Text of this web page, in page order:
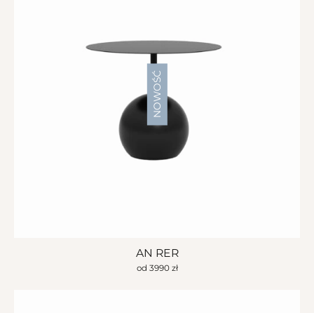
NOWOŚĆ
AN RER
od 3990 zł